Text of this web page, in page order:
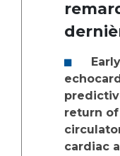
return
cardiac